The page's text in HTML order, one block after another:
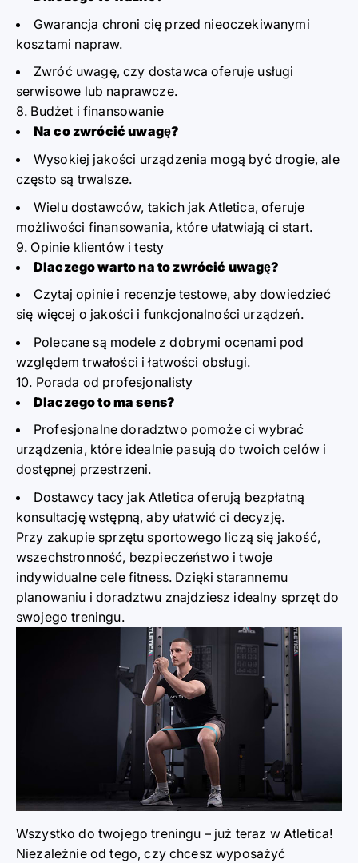
Gwarancja chroni cię przed nieoczekiwanymi
kosztami napraw.
Zwróć uwagę, czy dostawca oferuje usługi
serwisowe lub naprawcze.
8. Budżet i finansowanie
Na co zwrócić uwagę?
Wysokiej jakości urządzenia mogą być drogie, ale
często są trwalsze.
Wielu dostawców, takich jak Atletica, oferuje
możliwości finansowania, które ułatwiają ci start.
9. Opinie klientów i testy
Dlaczego warto na to zwrócić uwagę?
Czytaj opinie i recenzje testowe, aby dowiedzieć
się więcej o jakości i funkcjonalności urządzeń.
Polecane są modele z dobrymi ocenami pod
względem trwałości i łatwości obsługi.
10. Porada od profesjonalisty
Dlaczego to ma sens?
Profesjonalne doradztwo pomoże ci wybrać
urządzenia, które idealnie pasują do twoich celów i
dostępnej przestrzeni.
Dostawcy tacy jak Atletica oferują bezpłatną
konsultację wstępną, aby ułatwić ci decyzję.
Przy zakupie sprzętu sportowego liczą się jakość,
wszechstronność, bezpieczeństwo i twoje
indywidualne cele fitness. Dzięki starannemu
planowaniu i doradztwu znajdziesz idealny sprzęt do
swojego treningu.
Wszystko do twojego treningu – już teraz w Atletica!
Niezależnie od tego, czy chcesz wyposażyć